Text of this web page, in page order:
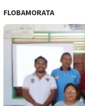
FLOBAMORATA